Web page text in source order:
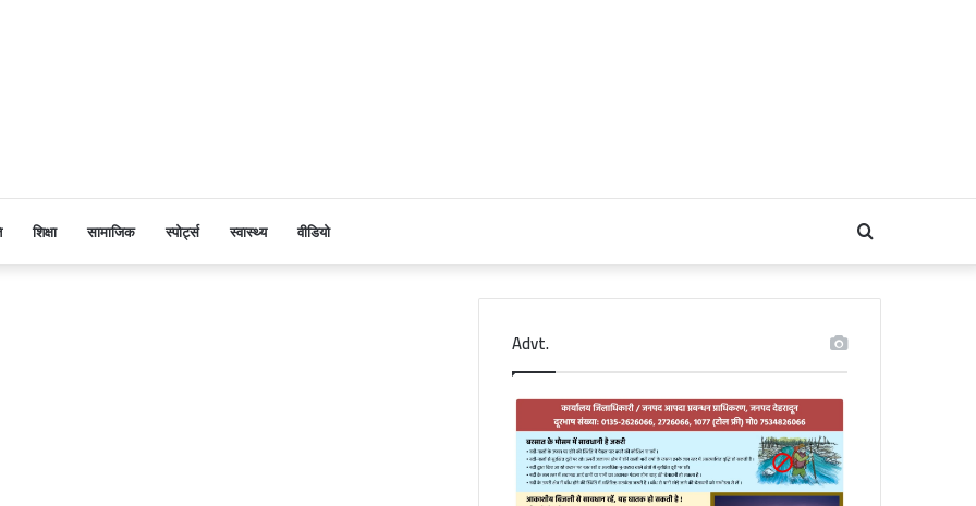
शिक्षा सामाजिक स्पोर्ट्स स्वास्थ्य वीडियो Search
for
Advt.